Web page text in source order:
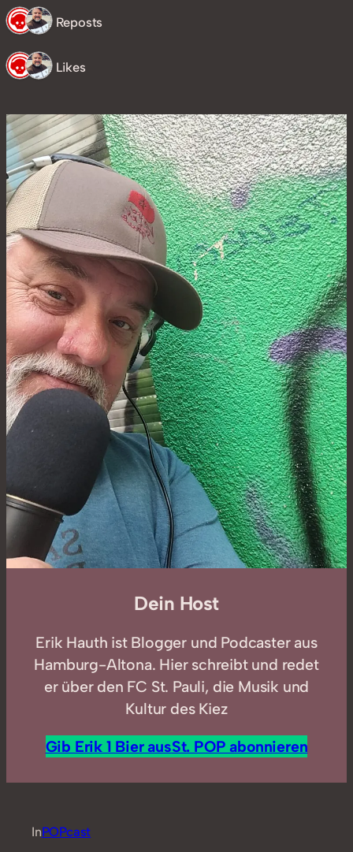
2 Reposts
2 Likes
Dein Host
Erik Hauth ist Blogger und Podcaster aus
Hamburg-Altona. Hier schreibt und redet
er über den FC St. Pauli, die Musik und
Kultur des Kiez
Gib Erik 1 Bier ausSt. POP abonnieren
InPOPcast